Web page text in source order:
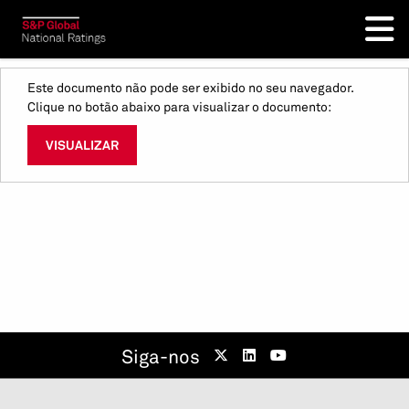
Este documento não pode ser exibido no seu navegador.
Clique no botão abaixo para visualizar o documento:
VISUALIZAR
Siga-nos